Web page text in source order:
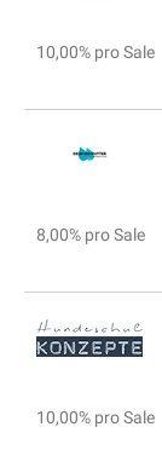
10,00% pro Sale
8,00% pro Sale
10,00% pro Sale